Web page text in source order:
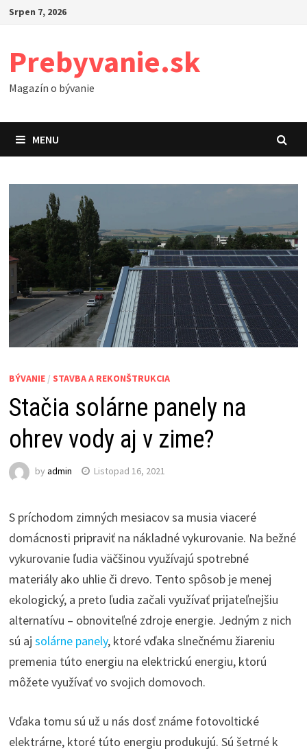
SkipSrpen 7, 2026
Prebyvanie.sk
Magazín o bývanie
MENU
BÝVANIE/ STAVBA A REKONŠTRUKCIA
Stačia solárne panely na
ohrev vody aj v zime?
by admin Listopad 16, 2021
S príchodom zimných mesiacov sa musia viaceré
domácnosti pripraviť na nákladné vykurovanie. Na bežné
vykurovanie ľudia väčšinou využívajú spotrebné
materiály ako uhlie či drevo. Tento spôsob je menej
ekologický, a preto ľudia začali využívať prijateľnejšiu
alternatívu – obnoviteľné zdroje energie. Jedným z nich
sú aj solárne panely, ktoré vďaka slnečnému žiareniu
premenia túto energiu na elektrickú energiu, ktorú
môžete využívať vo svojich domovoch.
Vďaka tomu sú už u nás dosť známe fotovoltické
elektrárne, ktoré túto energiu produkujú. Sú šetrné k